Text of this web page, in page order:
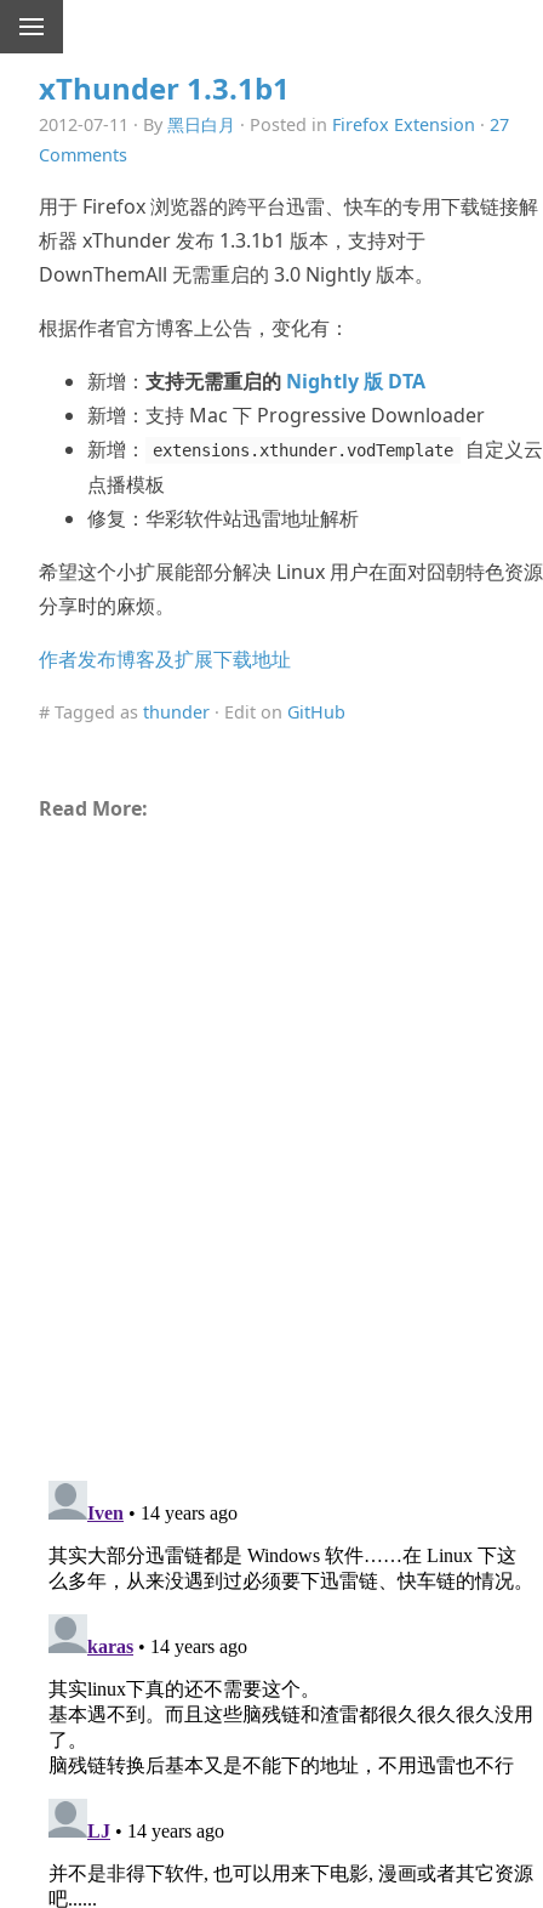
xThunder 1.3.1b1
2012-07-11 · By 黑日白月 · Posted in Firefox Extension · 27
Comments
用于 Firefox 浏览器的跨平台迅雷、快车的专用下载链接解
析器 xThunder 发布 1.3.1b1 版本，支持对于
DownThemAll 无需重启的 3.0 Nightly 版本。
根据作者官方博客上公告，变化有：
新增： 支持无需重启的 Nightly 版 DTA
新增：支持 Mac 下 Progressive Downloader
新增：
extensions.xthunder.vodTemplate
自定义云
点播模板
修复：华彩软件站迅雷地址解析
希望这个小扩展能部分解决 Linux 用户在面对囧朝特色资源
分享时的麻烦。
作者发布博客及扩展下载地址
# Tagged as thunder · Edit on GitHub
Read More: